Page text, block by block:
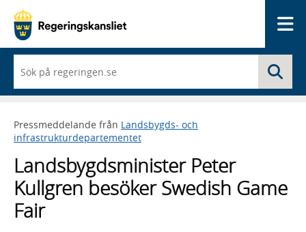
du
börjar
skriva
framträder
en
med
sökförslag
Pressmeddelande från Landsbygds- och
infrastrukturdepartementet
Landsbygdsminister Peter
Kullgren besöker Swedish Game
Fair